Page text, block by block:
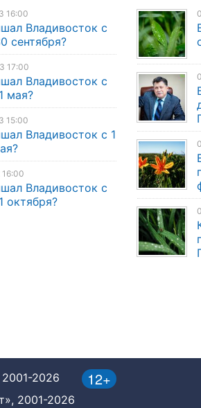
16:00
Владивосток с
сентября?
17:00
Владивосток с
мая?
15:00
Владивосток с 1
16:00
Владивосток с
октября?
12+
2026
2001-2026